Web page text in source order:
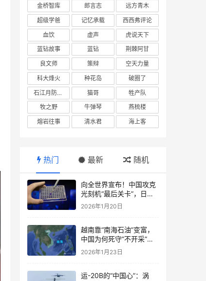
金桥智库
郎言志
远方青木
超级学爸
记忆承载
西西弗评论
血饮
虚声
虎说天下
蓝钻故事
蓝钻
荆棘阿甘
良文师
策辩
空天力量
科大烽火
种花岛
破圈了
石江月防务观察
猫哥
牲产队
牧之野
牛弹琴
燕梳楼
熔岩往事
清水君 海上客
热门 最新 随机
向全世界宣布！中国攻克
光刻机“最后关卡”，日媒
紧急发文：我们愿意卖
2026年1月20日
越南靠“南海石油”变富，
中国为何死守”不开采”红
线?
2026年1月23日
运-20B的“中国心”：涡